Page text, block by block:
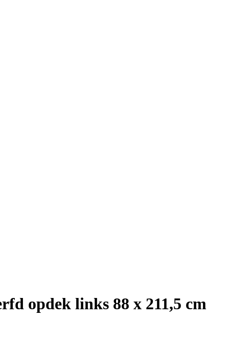
opdek links 88 x 211,5 cm